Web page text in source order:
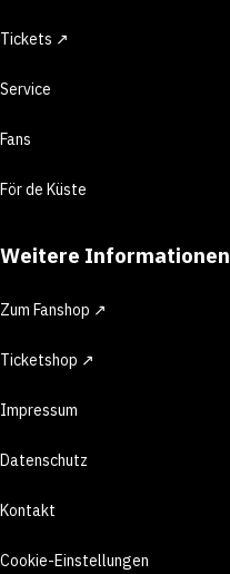
Tickets ↗
Service
Fans
För de Küste
Weitere Informationen
Zum Fanshop ↗
Ticketshop ↗
Impressum
Datenschutz
Kontakt
Cookie-Einstellungen